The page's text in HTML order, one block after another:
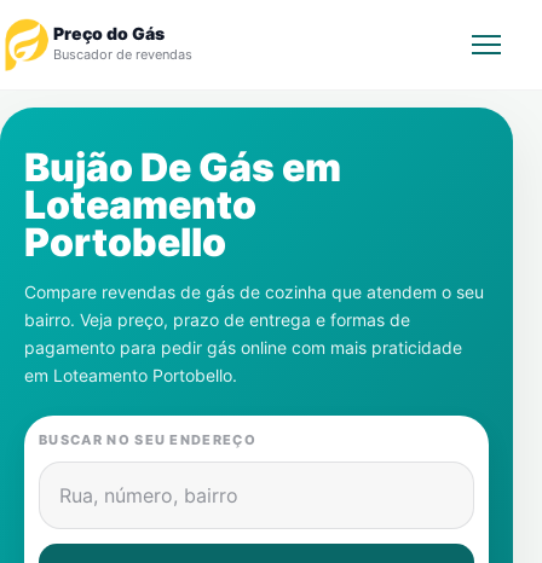
Preço do Gás
Buscador de revendas
Revendedor
Notícias
Cadastre-se
Gás
Contatos
Bujão De Gás em
Loteamento
Portobello
Compare revendas de gás de cozinha que atendem o seu
bairro. Veja preço, prazo de entrega e formas de
pagamento para pedir gás online com mais praticidade
em Loteamento Portobello.
BUSCAR NO SEU ENDEREÇO
Rua, número, bairro